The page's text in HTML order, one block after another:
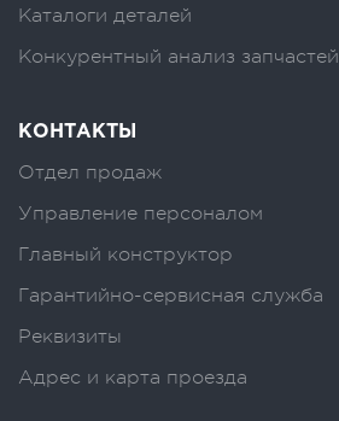
Каталоги деталей
Конкурентный анализ запчастей
КОНТАКТЫ
Отдел продаж
Управление персоналом
Главный конструктор
Гарантийно-сервисная служба
Реквизиты
Адрес и карта проезда